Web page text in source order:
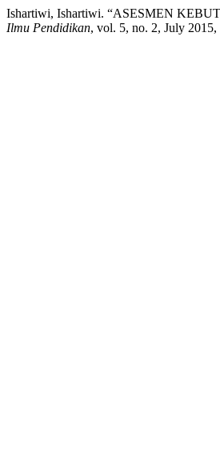
Ishartiwi, Ishartiwi. “ASESMEN
Ilmu Pendidikan, vol. 5, no. 2, July